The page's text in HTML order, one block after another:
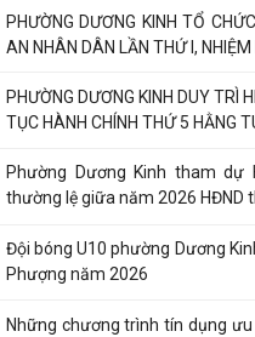
Phường Dương Kinh tham
thường lệ giữa năm 2026 HĐND
Đội bóng U10 phường Dương
Phượng năm 2026
Những chương trình tín dụng
bàn phường Dương Kinh
Phường Dương Kinh thống
họp chuyên đề năm 2026) HĐND
Công đoàn phường Dương Kinh